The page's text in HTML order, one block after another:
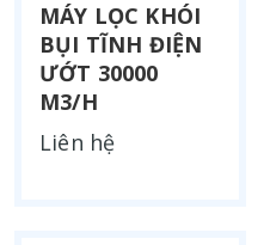
MÁY LỌC KHÓI
BỤI TĨNH ĐIỆN
ƯỚT 30000
M3/H
Liên hệ